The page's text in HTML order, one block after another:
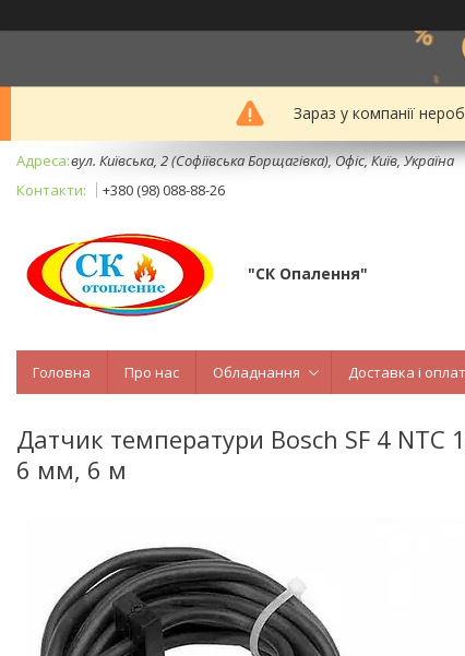
Зараз у компанії
вул. Київська, 2 (Софіївська Борщагівка), Офіс, Київ, Україна
+380 (98) 088-88-26
"СК Опалення"
Головна Про нас Обладнання Доставка і
Датчик температури Bosch SF 4 NTC
6 мм, 6 м